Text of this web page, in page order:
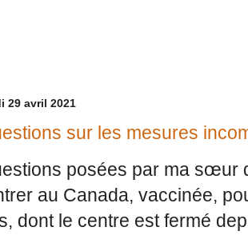
29 avril 2021
sur les mesures
posées par ma sœur
au Canada, vaccinée,
dont le centre est fermé